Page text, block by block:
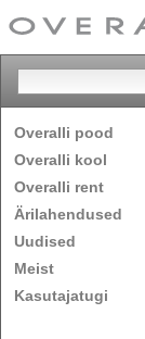
Overalli pood
Overalli kool
Overalli rent
Ärilahendused
Uudised
Meist
Kasutajatugi